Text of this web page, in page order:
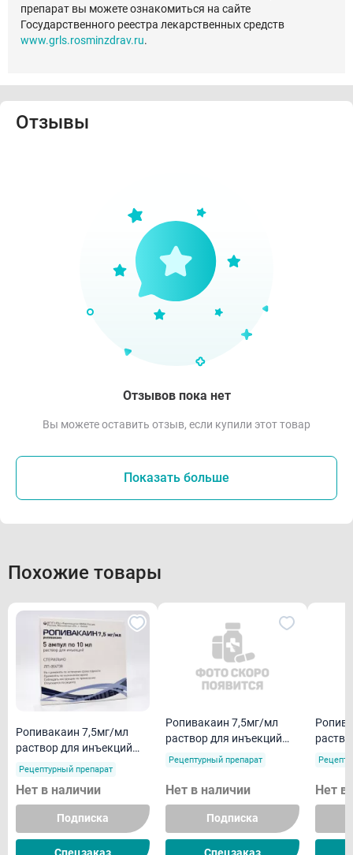
препарат вы можете ознакомиться на сайте
Государственного реестра лекарственных средств
www.grls.rosminzdrav.ru.
Отзывы
Отзывов пока нет
Вы можете оставить отзыв, если купили этот товар
Показать больше
Похожие товары
Ропивакаин 7,5мг/мл
раствор для инъекций
10мл N5
Рецептурный препарат
Нет в наличии
Подписка
Ропивакаин 7,5мг/мл
раствор для инъекций
10мл N5
Рецептурный препарат
Нет в наличии
Подписка
10мл
Нет в